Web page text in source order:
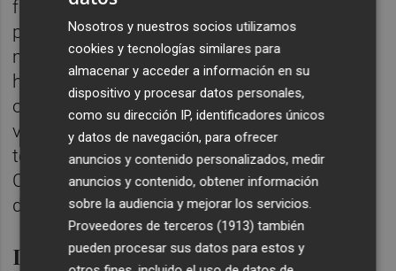
frente a las ventas extracomunitarias que,
por otro lado, muestran descensos más
marcados. La situación económica, de
hecho, ha sido diferente de un continente a
otro. El estudio de Prometeia estima que las
ventas en Europa Occidental crecerán en
torno al 2%, según las mismas fuentes de
Confindustria Ceramica, homóloga italiana
de la española Ascer.
La batalla de las emisiones en
Nosotros y nuestros socios utilizamos
cookies y tecnologías similares para
almacenar y acceder a información en su
dispositivo y procesar datos personales,
como su dirección IP, identificadores únicos
y datos de navegación, para ofrecer
anuncios y contenido personalizados, medir
anuncios y contenido, obtener información
sobre la audiencia y mejorar los servicios.
Proveedores de terceros (1913) también
pueden procesar sus datos para estos y